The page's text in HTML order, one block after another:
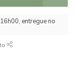
entregue no